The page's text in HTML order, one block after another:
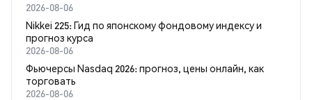
2026-08-06
Nikkei 225: Гид по японскому фондовому индексу и
прогноз курса
2026-08-06
Фьючерсы Nasdaq 2026: прогноз, цены онлайн, как
торговать
2026-08-06